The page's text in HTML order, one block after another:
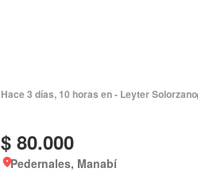
Hace 3 días, 10 horas en - Leyter Solorzano
$ 80.000
Pedernales, Manabí